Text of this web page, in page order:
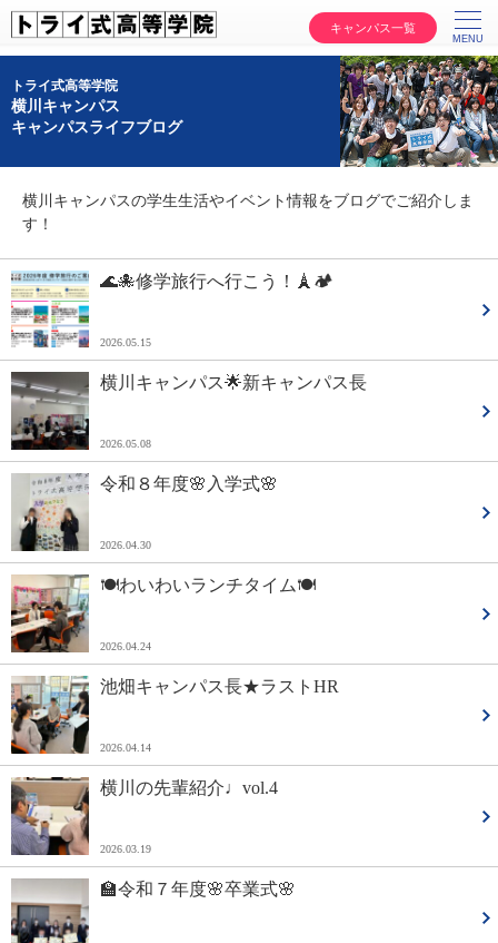
キャンパス一覧
トライ式高等学院
横川キャンパス
キャンパスライフブログ
横川キャンパスの学生生活やイベント情報をブログでご紹介しま
す！
🌊🐙修学旅行へ行こう！🗼🏕️
2026.05.15
横川キャンパス🌟新キャンパス長
2026.05.08
令和８年度🌸入学式🌸
2026.04.30
🍽わいわいランチタイム🍽
2026.04.24
池畑キャンパス長★ラストHR
2026.04.14
横川の先輩紹介♩vol.4
2026.03.19
🏫令和７年度🌸卒業式🌸